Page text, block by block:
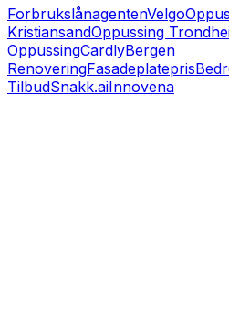
ForbrukslånagentenVelgo
KristiansandOppussing
OppussingCardlyBergen
RenoveringFasadeplatepris
TilbudSnakk.aiInnovena